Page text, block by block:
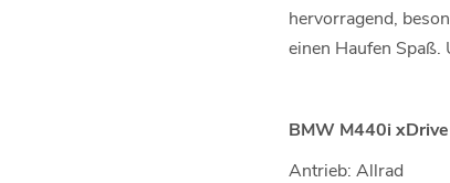
hervorragend,
einen Haufen Spaß.
BMW M440i
Antrieb: Allrad